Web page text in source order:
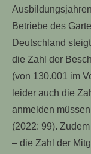
Betriebe des
Deutschland
die Zahl der
(von 130.001 im
leider auch die
anmelden
(2022: 99).
– die Zahl der